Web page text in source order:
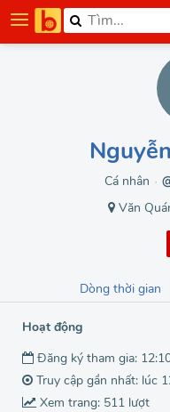
Cá nhân ●
Văn
Dòng thời gian
Hoạt động
Đăng ký tham gia:
Truy cập gần nhất: lúc
Xem trang: 511 lượt